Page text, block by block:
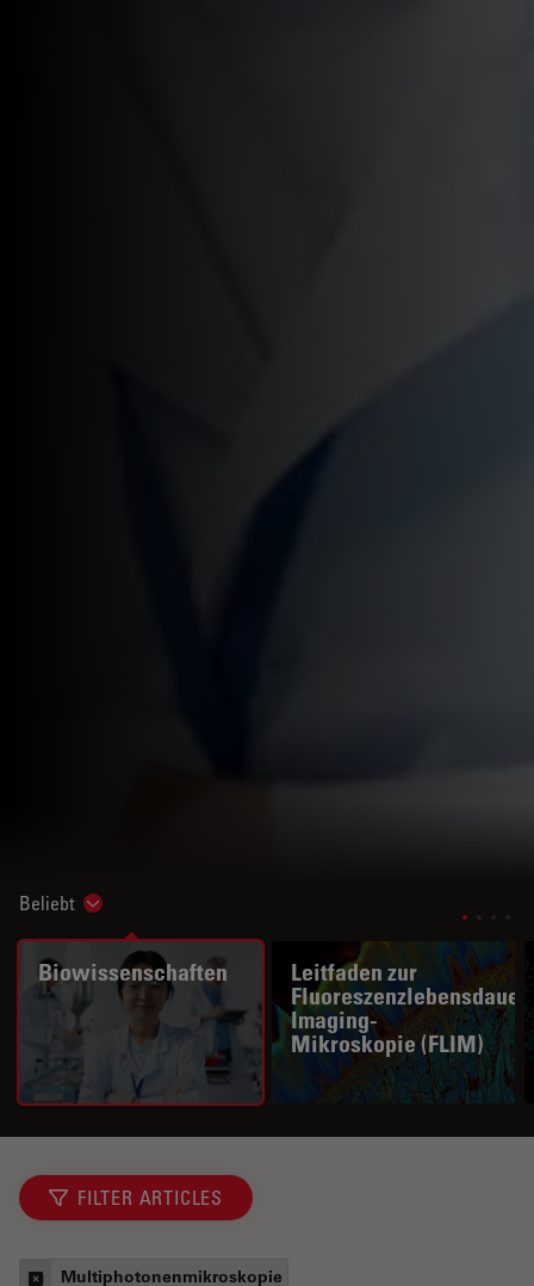
Beliebt Show subnavigation
Biowissenschaften
Leitfaden zur
Fluoreszenzlebensdauer-
Imaging-
Mikroskopie (FLIM)
FILTER ARTICLES
Multiphotonenmikroskopie